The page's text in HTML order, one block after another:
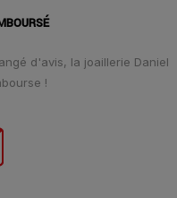
d'avis, la joaillerie Daniel
!